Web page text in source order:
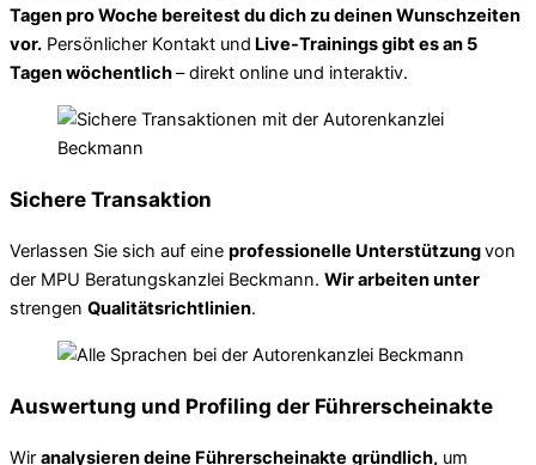
Tagen pro Woche bereitest du dich zu deinen Wunschzeiten
vor. Persönlicher Kontakt und Live-Trainings gibt es an 5
Tagen wöchentlich– direkt online und interaktiv.
Sichere Transaktion
Verlassen Sie sich auf eine professionelle Unterstützungvon
der MPU Beratungskanzlei Beckmann. Wir arbeiten unter
strengen Qualitätsrichtlinien.
Auswertung und Profiling der Führerscheinakte
Wir analysieren deine Führerscheinakte gründlich, um